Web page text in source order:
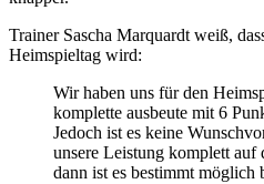
Trainer Sascha Marquardt weiß,
Heimspieltag wird:
Wir haben uns für den
komplette ausbeute mit 6
Jedoch ist es keine
unsere Leistung komplett auf
dann ist es bestimmt möglich